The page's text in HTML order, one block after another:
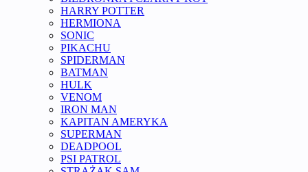
HARRY POTTER
HERMIONA
SONIC
PIKACHU
SPIDERMAN
BATMAN
HULK
VENOM
IRON MAN
KAPITAN AMERYKA
SUPERMAN
DEADPOOL
PSI PATROL